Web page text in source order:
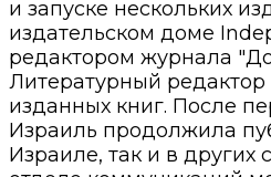
и запуске нескольких
издательском доме
редактором журнала
Литературный редактор
изданных книг. После
Израиль продолжила
Израиле, так и в других